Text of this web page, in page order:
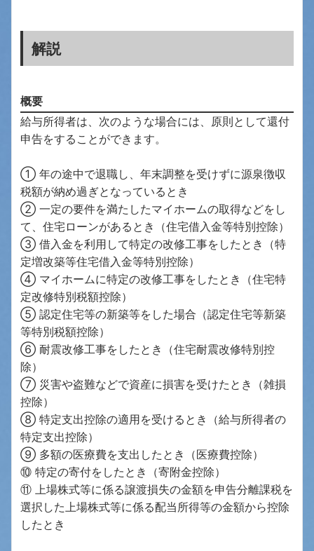
解説
概要
給与所得者は、次のような場合には、原則として還付
申告をすることができます。
① 年の途中で退職し、年末調整を受けずに源泉徴収
税額が納め過ぎとなっているとき
② 一定の要件を満たしたマイホームの取得などをし
て、住宅ローンがあるとき（住宅借入金等特別控除）
③ 借入金を利用して特定の改修工事をしたとき（特
定増改築等住宅借入金等特別控除）
④ マイホームに特定の改修工事をしたとき（住宅特
定改修特別税額控除）
⑤ 認定住宅等の新築等をした場合（認定住宅等新築
等特別税額控除）
⑥ 耐震改修工事をしたとき（住宅耐震改修特別控
除）
⑦ 災害や盗難などで資産に損害を受けたとき（雑損
控除）
⑧ 特定支出控除の適用を受けるとき（給与所得者の
特定支出控除）
⑨ 多額の医療費を支出したとき（医療費控除）
⑩ 特定の寄付をしたとき（寄附金控除）
⑪ 上場株式等に係る譲渡損失の金額を申告分離課税を
選択した上場株式等に係る配当所得等の金額から控除
したとき